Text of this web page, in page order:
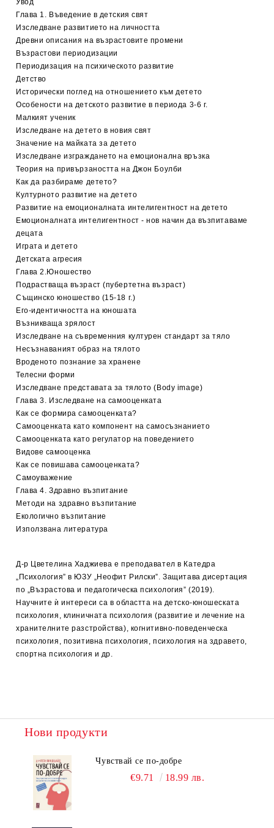
Увод
Глава 1. Въведение в детския свят
Изследване развитието на личността
Древни описания на възрастовите промени
Възрастови периодизации
Периодизация на психическото развитие
Детство
Исторически поглед на отношението към детето
Особености на детското развитие в периода 3-6 г.
Малкият ученик
Изследване на детето в новия свят
Значение на майката за детето
Изследване изграждането на емоционална връзка
Теория на привързаността на Джон Боулби
Как да разбираме детето?
Културното развитие на детето
Развитие на емоционалната интелигентност на детето
Емоционалната интелигентност - нов начин да възпитаваме
децата
Играта и детето
Детската агресия
Глава 2.Юношество
Подрастваща възраст (пубертетна възраст)
Същинско юношество (15-18 г.)
Его-идентичността на юношата
Възникваща зрялост
Изследване на съвременния културен стандарт за тяло
Несъзнаваният образ на тялото
Вроденото познание за хранене
Телесни форми
Изследване представата за тялото (Body image)
Глава 3. Изследване на самооценката
Как се формира самооценката?
Самооценката като компонент на самосъзнанието
Самооценката като регулатор на поведението
Видове самооценка
Как се повишава самооценката?
Самоуважение
Глава 4. Здравно възпитание
Методи на здравно възпитание
Екологично възпитание
Използвана литература
Д-р Цветелина Хаджиева е преподавател в Катедра
„Психология” в ЮЗУ „Неофит Рилски”. Защитава дисертация
по „Възрастова и педагогическа психология” (2019).
Научните ѝ интереси са в областта на детско-юношеската
психология, клиничната психология (развитие и лечение на
хранителните разстройства), когнитивно-поведенческа
психология, позитивна психология, психология на здравето,
спортна психология и др.
Нови продукти
Чувствай се по-добре
€9.71 18.99 лв.